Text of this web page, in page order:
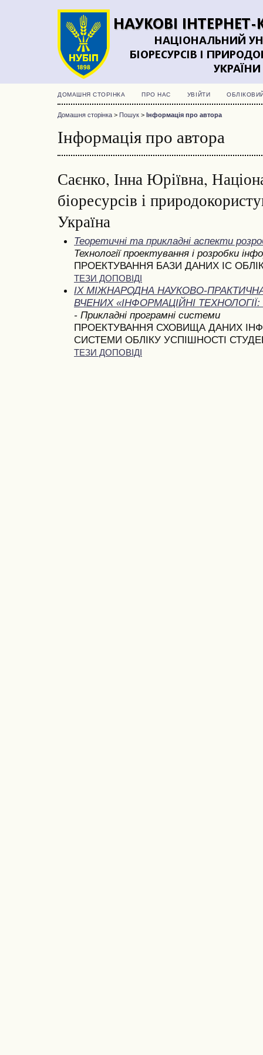
ДОМАШНЯ СТОРІНКА ПРО НАС УВІЙТИ
Домашня сторінка > Пошук > Інформація про автора
Інформація про автора
Саєнко, Інна Юріївна,
біоресурсів і
Україна
Теоретичні та прикладні аспекти
Технології проектування і розробки
ПРОЕКТУВАННЯ БАЗИ ДАНИХ ІС
ТЕЗИ ДОПОВІДІ
IX МІЖНАРОДНА НАУКОВО-
ВЧЕНИХ «ІНФОРМАЦІЙНІ
- Прикладні програмні системи
ПРОЕКТУВАННЯ СХОВИЩА ДАНИХ
СИСТЕМИ ОБЛІКУ УСПІШНОСТІ
ТЕЗИ ДОПОВІДІ